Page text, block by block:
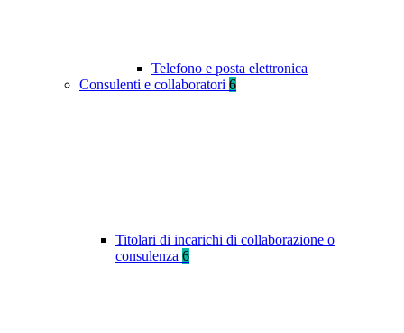
Telefono e posta elettronica
Consulenti e collaboratori 6
Titolari di incarichi di collaborazione o
consulenza 6